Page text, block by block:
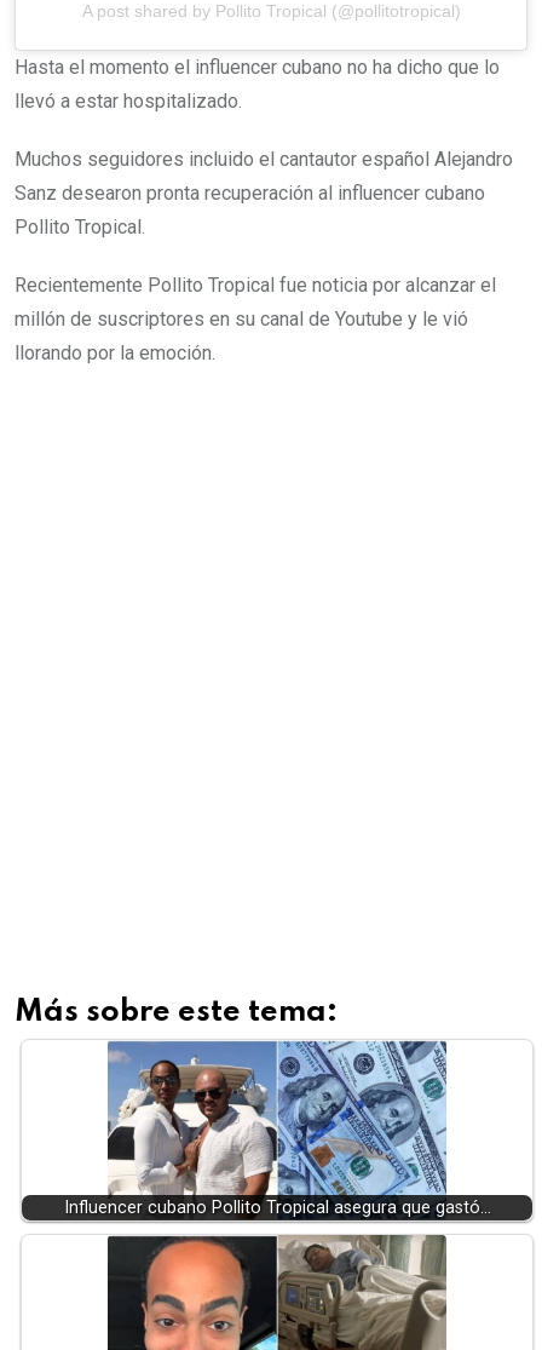
A post shared by Pollito Tropical (@pollitotropical)
Hasta el momento el influencer cubano no ha dicho que lo
llevó a estar hospitalizado.
Muchos seguidores incluido el cantautor español Alejandro
Sanz desearon pronta recuperación al influencer cubano
Pollito Tropical.
Recientemente Pollito Tropical fue noticia por alcanzar el
millón de suscriptores en su canal de Youtube y le vió
llorando por la emoción.
Más sobre este tema:
Influencer cubano Pollito Tropical asegura que gastó…